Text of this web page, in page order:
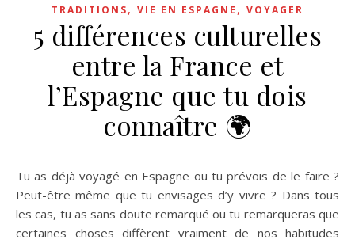
TRADITIONS, VIE EN ESPAGNE , VOYAGER
5 différences culturelles
entre la France et
l’Espagne que tu dois
connaître 🌍
Tu as déjà voyagé en Espagne ou tu prévois de le faire ?
Peut-être même que tu envisages d’y vivre ? Dans tous
les cas, tu as sans doute remarqué ou tu remarqueras que
certaines choses diffèrent vraiment de nos habitudes